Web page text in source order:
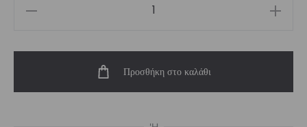
Top
Προσθήκη στο καλάθι